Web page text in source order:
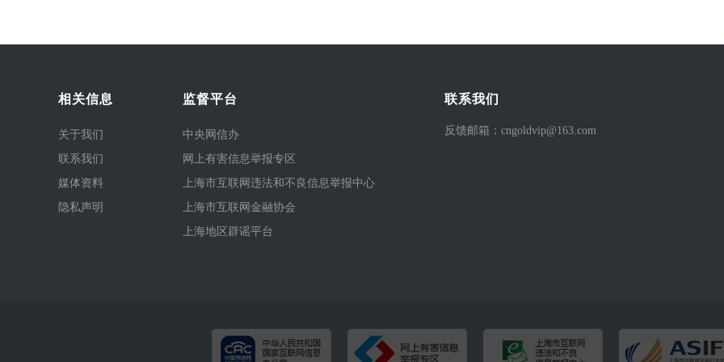
相关信息
关于我们
联系我们
媒体资料
隐私声明
监督平台
中央网信办
网上有害信息举报专区
上海市互联网违法和不良信息举报中心
上海市互联网金融协会
上海地区辟谣平台
联系我们
反馈邮箱：cngoldvip@163.com